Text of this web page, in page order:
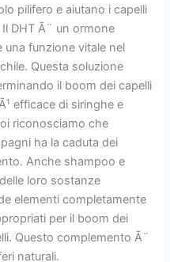
pilifero e aiutano i capelli
DHT Ã¨ un ormone
una funzione vitale nel
Questa soluzione
il boom dei capelli
efficace di siringhe e
riconosciamo che
ha la caduta dei
Anche shampoo e
loro sostanze
elementi completamente
per il boom dei
Questo complemento Ã¨
naturali.